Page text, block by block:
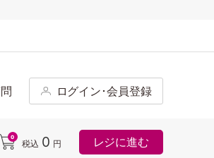
ログイン･会員登録
0
税込 0 円 レジに進む